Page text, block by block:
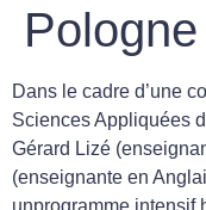
Pologne
Dans le cadre d’une
Sciences Appliquées
Gérard Lizé
(enseignante en
unprogramme intensif